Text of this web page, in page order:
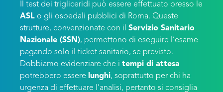
Il test dei trigliceridi può essere effettuato presso le
ASL o gli ospedali pubblici di Roma. Queste
strutture, convenzionate con il Servizio Sanitario
Nazionale (SSN), permettono di eseguire l’esame
pagando solo il ticket sanitario, se previsto.
Dobbiamo evidenziare che i tempi di attesa
potrebbero essere lunghi, soprattutto per chi ha
urgenza di effettuare l’analisi, pertanto si consiglia